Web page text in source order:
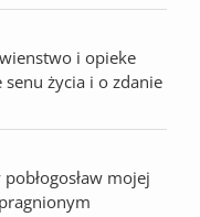
i opieke
życia i o zdanie
mojej